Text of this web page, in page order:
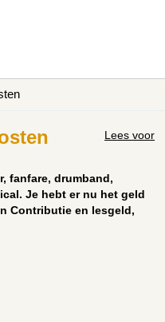
Lees voor
fanfare, drumband,
Je hebt er nu het geld
Contributie en lesgeld,